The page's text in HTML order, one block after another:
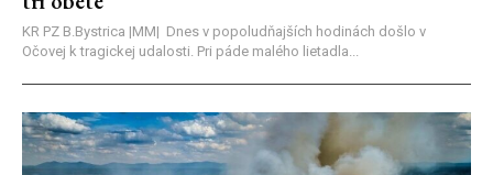
KR PZ B.Bystrica |MM| Dnes v popoludňajších hodinách došlo v
Očovej k tragickej udalosti. Pri páde malého lietadla...